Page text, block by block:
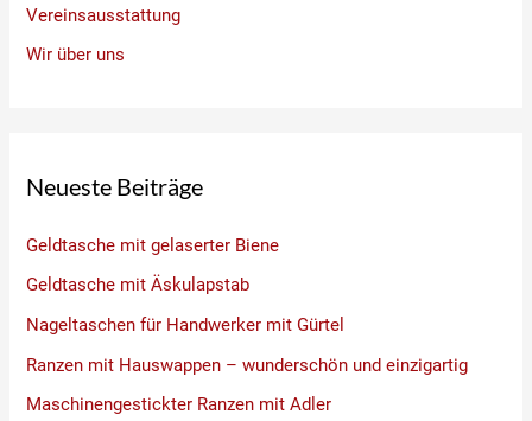
Vereinsausstattung
Wir über uns
Neueste Beiträge
Geldtasche mit gelaserter Biene
Geldtasche mit Äskulapstab
Nageltaschen für Handwerker mit Gürtel
Ranzen mit Hauswappen – wunderschön und einzigartig
Maschinengestickter Ranzen mit Adler